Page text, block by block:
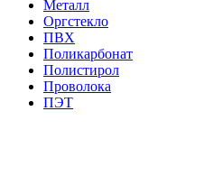
Металл
Оргстекло
ПВХ
Поликарбонат
Полистирол
Проволока
ПЭТ